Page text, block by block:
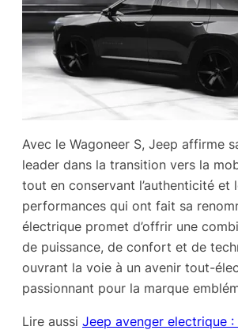
Avec le Wagoneer S, Jeep affirme
leader dans la transition vers la
tout en conservant l’authenticité et
performances qui ont fait sa
électrique promet d’offrir une
de puissance, de confort et de
ouvrant la voie à un avenir tout-
passionnant pour la marque
Lire aussi Jeep avenger electrique